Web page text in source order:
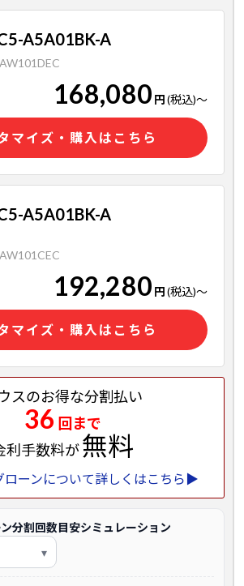
A5A01BK-A
168,080 円(税込)～
マイズ・購入はこちら
A5A01BK-A
192,280 円(税込)～
マイズ・購入はこちら
スのお得な分割払い
36 回まで
利手数料が無料
ローンについて詳しくはこちら▶
分割回数目安シミュレーション